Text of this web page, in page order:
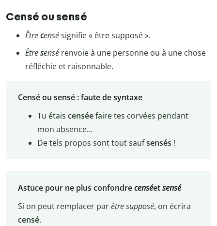
Censé ou sensé
Êtrecensésignifie « être supposé ».
Êtresensé renvoie à une personne ou à une chose
réfléchie et raisonnable.
Censé ou sensé : faute de syntaxe
Tu étais censéefaire tes corvées pendant
mon absence…
De tels propos sont tout saufsensés !
Astuce pour ne plus confondrecenséetsensé
Si on peut remplacer parêtre supposé, on écrira
censé.